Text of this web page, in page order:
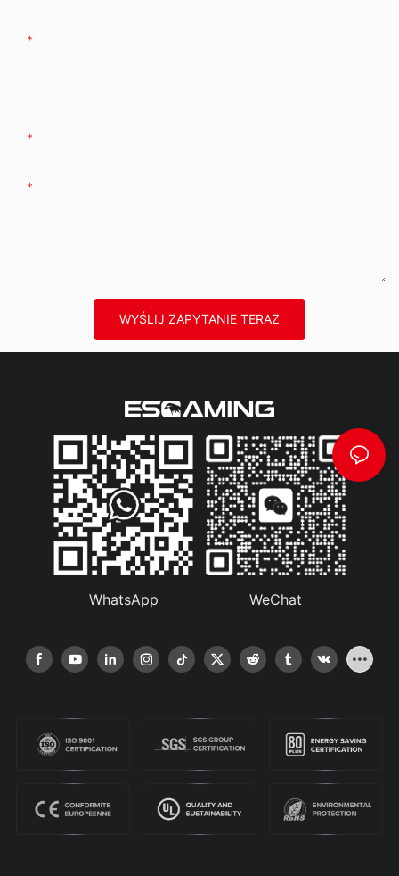
WYŚLIJ ZAPYTANIE TERAZ
WhatsApp WeChat